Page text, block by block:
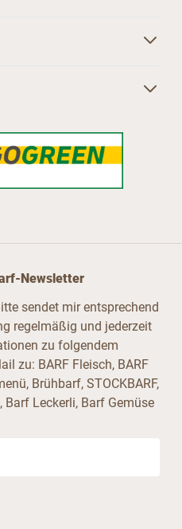
Newsletter
sendet mir entsprechend
regelmäßig und jederzeit
zu folgendem
zu: BARF Fleisch, BARF
Brühbarf, STOCKBARF,
Leckerli, Barf Gemüse